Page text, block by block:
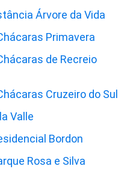
Árvore da Vida
Primavera
de Recreio
Cruzeiro do Sul
Valle
Bordon
Rosa e Silva